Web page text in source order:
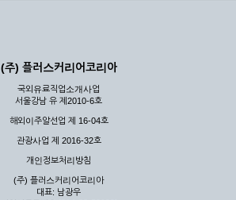
(주) 플러스커리어코리아
국외유료직업소개사업
서울강남 유 제2010-6호
해외이주알선업 제 16-04호
관광사업 제 2016-32호
개인정보처리방침
(주) 플러스커리어코리아
대표: 남광우